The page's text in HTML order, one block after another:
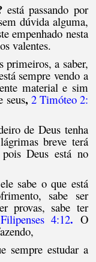
está passando por
dúvida alguma,
empenhado nesta
valentes.
primeiros, a saber,
sempre vendo a
material e sim
seus, 2 Timóteo 2:
de Deus tenha
breve terá
Deus está no
sabe o que está
sabe ser
provas, sabe ter
Filipenses 4:12. O
sempre estudar a